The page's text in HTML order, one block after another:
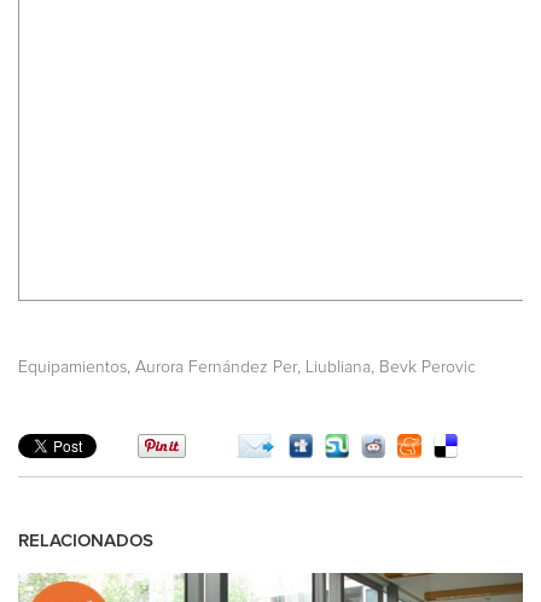
Equipamientos, Aurora Fernández Per, Liubliana, Bevk Perovic
RELACIONADOS